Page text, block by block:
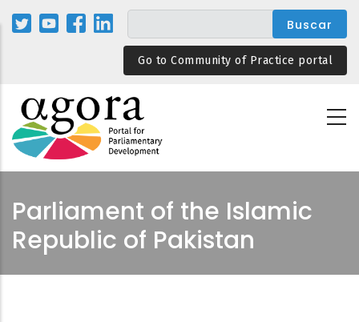
Pasar
Go to Community of Practice portal
Parliament of the Islamic
Republic of Pakistan